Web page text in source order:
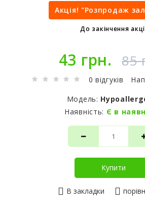
Акція! "Розпродаж
До закінчення
43 грн. 85
0 відгуків
Модель:
Наявність: Є в
Купити
В закладки